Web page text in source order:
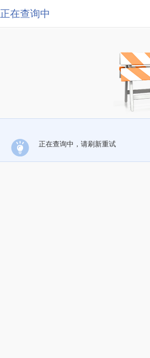
正在查询中
正在查询中，请刷新重试